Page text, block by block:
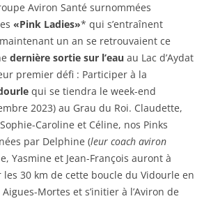
Aviron Santé surnommées
«Pink Ladies»* qui s’entraînent
un an se retrouvaient ce
dernière sortie sur l’eau au Lac d’Aydat
premier défi : Participer à la
qui se tiendra le week-end
2023) au Grau du Roi. Claudette,
Caroline et Céline, nos Pinks
par Delphine (leur coach aviron
Yasmine et Jean-François auront à
30 km de cette boucle du Vidourle en
Mortes et s’initier à l’Aviron de